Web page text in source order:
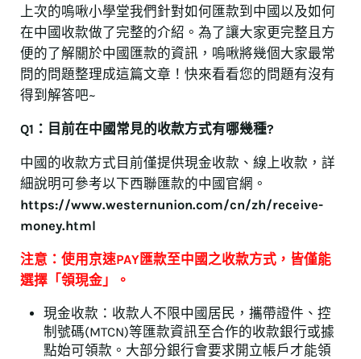
上次的嗚啾小學堂我們針對如何匯款到中國以及如何
在中國收款做了完整的介紹。為了讓大家更完整且方
便的了解關於中國匯款的資訊，嗚啾將幾個大家最常
問的問題整理成這篇文章！快來看看您的問題有沒有
得到解答吧~
Q1：目前在中國常見的收款方式有哪幾種?
中國的收款方式目前僅提供現金收款、線上收款，詳
細說明可參考以下西聯匯款的中國官網。
https://www.westernunion.com/cn/zh/receive-
money.html
注意：使用京速PAY匯款至中國之收款方式，皆僅能
選擇「領現金」。
現金收款：收款人不限中國居民，攜帶證件、控
制號碼(MTCN)等匯款資訊至合作的收款銀行或據
點始可領款。大部分銀行會要求開立帳戶才能領